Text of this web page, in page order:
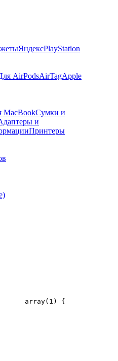
ЯндексPlayStation
AirPodsAirTagApple
MacBookСумки и
и
Принтеры